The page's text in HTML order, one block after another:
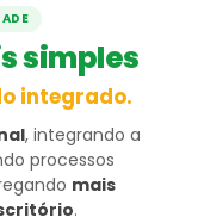
simples
integrado.
, integrando a
processos
mais
.